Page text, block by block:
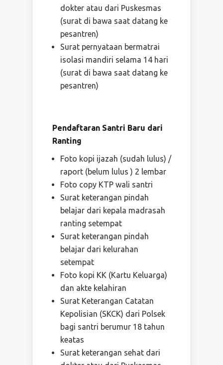
dokter atau dari Puskesmas
(surat di bawa saat datang ke
pesantren)
Surat pernyataan bermatrai
isolasi mandiri selama 14 hari
(surat di bawa saat datang ke
pesantren)
Pendaftaran Santri Baru dari
Ranting
Foto kopi ijazah (sudah lulus) /
raport (belum lulus ) 2 lembar
Foto copy KTP wali santri
Surat keterangan pindah
belajar dari kepala madrasah
ranting setempat
Surat keterangan pindah
belajar dari kelurahan
setempat
Foto kopi KK (Kartu Keluarga)
dan akte kelahiran
Surat Keterangan Catatan
Kepolisian (SKCK) dari Polsek
bagi santri berumur 18 tahun
keatas
Surat keterangan sehat dari